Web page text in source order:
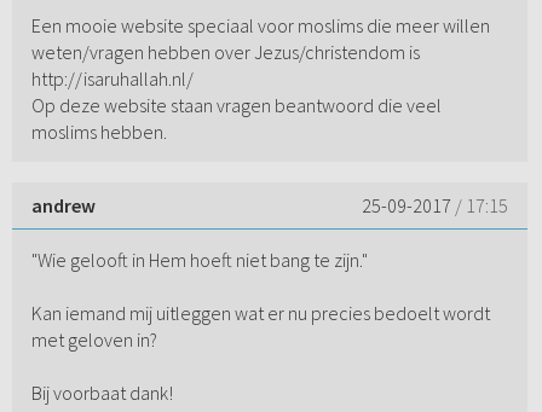
Een mooie website speciaal voor moslims die meer willen
weten/vragen hebben over Jezus/christendom is
http://isaruhallah.nl/
Op deze website staan vragen beantwoord die veel
moslims hebben.
andrew 25-09-2017 / 17:15
"Wie gelooft in Hem hoeft niet bang te zijn."
Kan iemand mij uitleggen wat er nu precies bedoelt wordt
met geloven in?
Bij voorbaat dank!